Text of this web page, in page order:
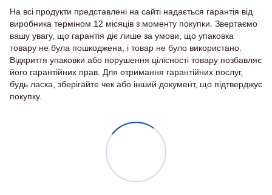
На всі продукти представлені на сайті надається гарантія від
виробника терміном 12 місяців з моменту покупки. Звертаємо
вашу увагу, що гарантія діє лише за умови, що упаковка
товару не була пошкоджена, і товар не було використано.
Відкриття упаковки або порушення цілісності товару позбавляє
його гарантійних прав. Для отримання гарантійних послуг,
будь ласка, зберігайте чек або інший документ, що підтверджує
покупку.